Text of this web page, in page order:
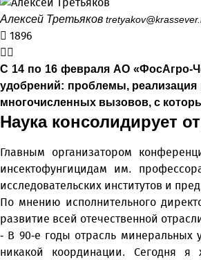
Алексей Третьяков
1896
С 14 по 16 февраля АО «ФосАгро-
удобрений: проблемы, реализация
многочисленных вызовов, с
Наука консолидирует
Главным организатором
инсектофунгицидам им.
исследовательских институтов и
По мнению исполнительного
развитие всей отечественной
- В 90-е годы отрасль минеральных
никакой координации. Сегодня я